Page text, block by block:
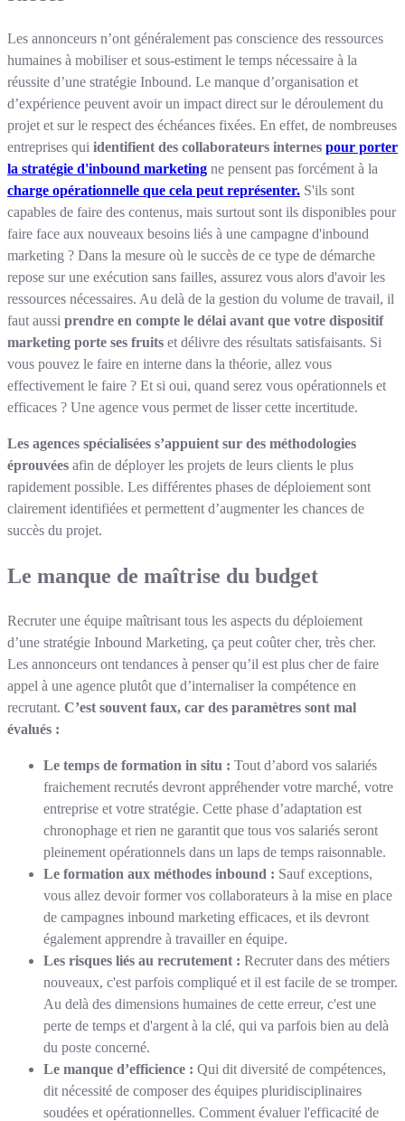
Les annonceurs n’ont généralement pas conscience des ressources
humaines à mobiliser et sous-estiment le temps nécessaire à la
réussite d’une stratégie Inbound. Le manque d’organisation et
d’expérience peuvent avoir un impact direct sur le déroulement du
projet et sur le respect des échéances fixées. En effet, de nombreuses
entreprises qui identifient des collaborateurs internes pour porter
la stratégie d'inbound marketing ne pensent pas forcément à la
charge opérationnelle que cela peut représenter. S'ils sont
capables de faire des contenus, mais surtout sont ils disponibles pour
faire face aux nouveaux besoins liés à une campagne d'inbound
marketing ? Dans la mesure où le succès de ce type de démarche
repose sur une exécution sans failles, assurez vous alors d'avoir les
ressources nécessaires. Au delà de la gestion du volume de travail, il
faut aussi prendre en compte le délai avant que votre dispositif
marketing porte ses fruits et délivre des résultats satisfaisants. Si
vous pouvez le faire en interne dans la théorie, allez vous
effectivement le faire ? Et si oui, quand serez vous opérationnels et
efficaces ? Une agence vous permet de lisser cette incertitude.
Les agences spécialisées s’appuient sur des méthodologies
éprouvées afin de déployer les projets de leurs clients le plus
rapidement possible. Les différentes phases de déploiement sont
clairement identifiées et permettent d’augmenter les chances de
succès du projet.
Le manque de maîtrise du budget
Recruter une équipe maîtrisant tous les aspects du déploiement
d’une stratégie Inbound Marketing, ça peut coûter cher, très cher.
Les annonceurs ont tendances à penser qu’il est plus cher de faire
appel à une agence plutôt que d’internaliser la compétence en
recrutant. C’est souvent faux, car des paramètres sont mal
évalués :
Le temps de formation in situ : Tout d’abord vos salariés
fraichement recrutés devront appréhender votre marché, votre
entreprise et votre stratégie. Cette phase d’adaptation est
chronophage et rien ne garantit que tous vos salariés seront
pleinement opérationnels dans un laps de temps raisonnable.
Le formation aux méthodes inbound : Sauf exceptions,
vous allez devoir former vos collaborateurs à la mise en place
de campagnes inbound marketing efficaces, et ils devront
également apprendre à travailler en équipe.
Les risques liés au recrutement : Recruter dans des métiers
nouveaux, c'est parfois compliqué et il est facile de se tromper.
Au delà des dimensions humaines de cette erreur, c'est une
perte de temps et d'argent à la clé, qui va parfois bien au delà
du poste concerné.
Le manque d’efficience : Qui dit diversité de compétences,
dit nécessité de composer des équipes pluridisciplinaires
soudées et opérationnelles. Comment évaluer l'efficacité de